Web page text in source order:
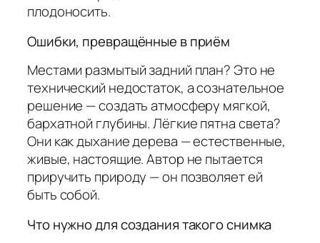
плодоносить.
Ошибки, превращённые в приём
Местами размытый задний план? Это не
технический недостаток, а сознательное
решение — создать атмосферу мягкой,
бархатной глубины. Лёгкие пятна света?
Они как дыхание дерева — естественные,
живые, настоящие. Автор не пытается
приручить природу — он позволяет ей
быть собой.
Что нужно для создания такого снимка